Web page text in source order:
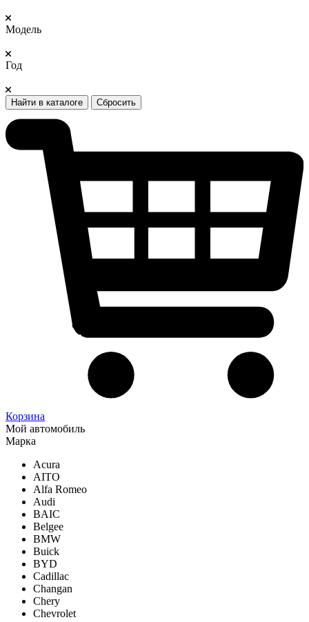
Модель
Год
Найти в каталоге Сбросить
Корзина
Мой автомобиль
Марка
Acura
AITO
Alfa Romeo
Audi
BAIC
Belgee
BMW
Buick
BYD
Cadillac
Changan
Chery
Chevrolet